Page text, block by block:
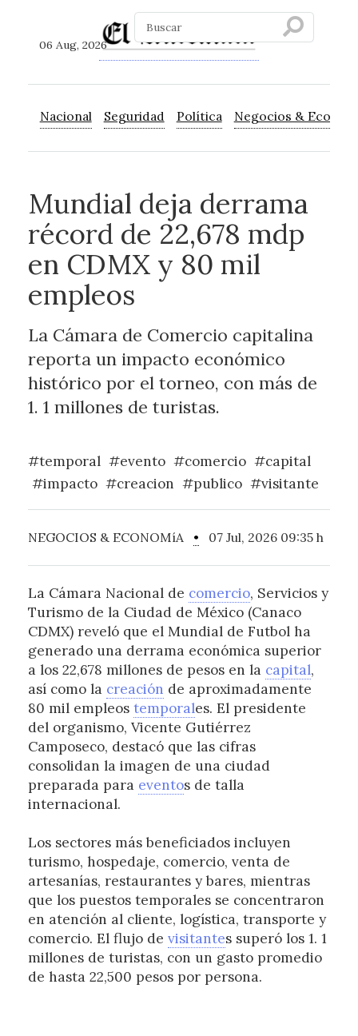
06 Aug, 2026
Nacional Seguridad Política Negocios &
Mundial deja derrama
récord de 22,678 mdp
en CDMX y 80 mil
empleos
La Cámara de Comercio capitalina
reporta un impacto económico
histórico por el torneo, con más de
1. 1 millones de turistas.
#temporal #evento #comercio #capital
#impacto #creacion #publico #visitante
NEGOCIOS & ECONOMíA • 07 Jul, 2026 09:35 h
La Cámara Nacional de comercio, Servicios y
Turismo de la Ciudad de México (Canaco
CDMX) reveló que el Mundial de Futbol ha
generado una derrama económica superior
a los 22,678 millones de pesos en la capital,
así como la creación de aproximadamente
80 mil empleos temporales. El presidente
del organismo, Vicente Gutiérrez
Camposeco, destacó que las cifras
consolidan la imagen de una ciudad
preparada para eventos de talla
internacional.
Los sectores más beneficiados incluyen
turismo, hospedaje, comercio, venta de
artesanías, restaurantes y bares, mientras
que los puestos temporales se concentraron
en atención al cliente, logística, transporte y
comercio. El flujo de visitantes superó los 1. 1
millones de turistas, con un gasto promedio
de hasta 22,500 pesos por persona.